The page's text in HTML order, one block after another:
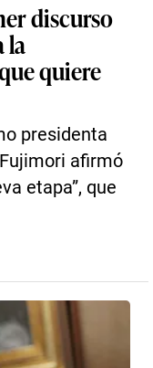
discurso
la
quiere
presidenta
afirmó
etapa”, que